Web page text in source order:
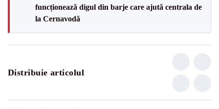
funcționează digul din barje care ajută centrala de
la Cernavodă
Distribuie articolul